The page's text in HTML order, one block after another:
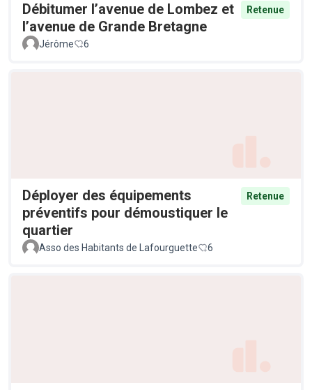
Débitumer l’avenue de Lombez et
l’avenue de Grande Bretagne
Retenue
Jérôme 6
Déployer des équipements
préventifs pour démoustiquer le
quartier
Retenue
Asso des Habitants de Lafourguette 6